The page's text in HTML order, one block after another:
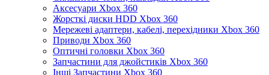
Аксесуари Xbox 360
Жорсткі диски HDD Xbox 360
Мережеві адаптери, кабелі, перехідники Xbox 360
Приводи Xbox 360
Оптичні головки Xbox 360
Запчастини для джойстиків Xbox 360
Інші Запчастини Xbox 360